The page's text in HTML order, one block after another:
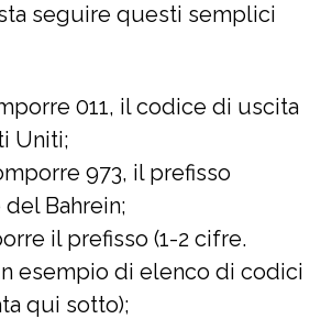
seguire questi semplici
011, il codice di uscita
Uniti;
973, il prefisso
del Bahrein;
il prefisso (1-2 cifre.
esempio di elenco di codici
qui sotto);